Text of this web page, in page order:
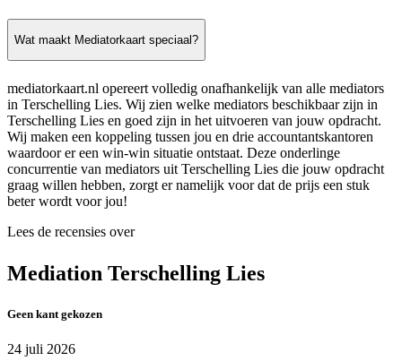
Wat maakt Mediatorkaart speciaal?
mediatorkaart.nl opereert volledig onafhankelijk van alle mediators
in Terschelling Lies. Wij zien welke mediators beschikbaar zijn in
Terschelling Lies en goed zijn in het uitvoeren van jouw opdracht.
Wij maken een koppeling tussen jou en drie accountantskantoren
waardoor er een win-win situatie ontstaat. Deze onderlinge
concurrentie van mediators uit Terschelling Lies die jouw opdracht
graag willen hebben, zorgt er namelijk voor dat de prijs een stuk
beter wordt voor jou!
Lees de recensies over
Mediation Terschelling Lies
Geen kant gekozen
24 juli 2026